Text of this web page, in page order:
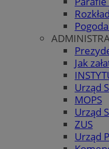
Jak
Urząd
MOPS
Urząd
ZUS
Urząd